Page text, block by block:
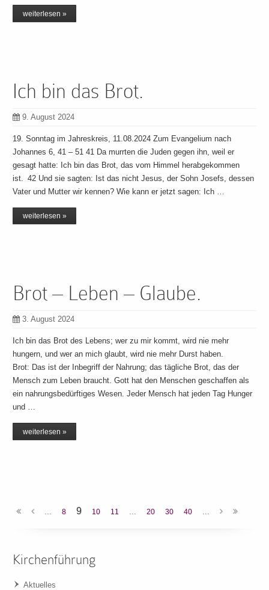
weiterlesen »
Ich bin das Brot.
9. August 2024
19. Sonntag im Jahreskreis, 11.08.2024 Zum Evangelium nach
Johannes 6, 41 – 51 41 Da murrten die Juden gegen ihn, weil er
gesagt hatte: Ich bin das Brot, das vom Himmel herabgekommen
ist. 42 Und sie sagten: Ist das nicht Jesus, der Sohn Josefs, dessen
Vater und Mutter wir kennen? Wie kann er jetzt sagen: Ich …
weiterlesen »
Brot – Leben – Glaube.
3. August 2024
Ich bin das Brot des Lebens; wer zu mir kommt, wird nie mehr
hungern, und wer an mich glaubt, wird nie mehr Durst haben.
Brot: Das ist der Inbegriff der Nahrung; das tägliche Brot, das der
Mensch zum Leben braucht. Gott hat den Menschen geschaffen als
ein nahrungsbedürftiges Wesen. Jeder Mensch hat jeden Tag Hunger
und …
weiterlesen »
8 9 10 11 20 30 40
Kirchenführung
Aktuelles